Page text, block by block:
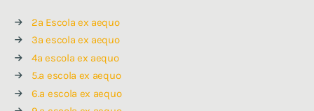
2ª Escola ex aequo
3ª escola ex aequo
4ª escola ex aequo
5.ª escola ex aequo
6.ª escola ex aequo